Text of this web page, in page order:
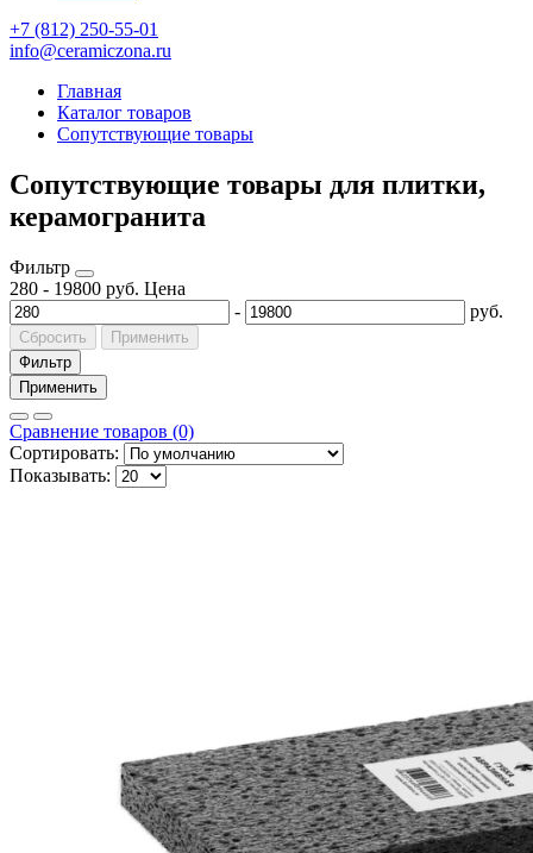
+7 (812) 250-55-01
info@ceramiczona.ru
Главная
Каталог товаров
Сопутствующие товары
Сопутствующие товары для плитки,
керамогранита
Фильтр
280 - 19800 руб. Цена
-
руб.
Сбросить
Применить
Фильтр
Применить
Сравнение товаров (0)
Сортировать:
Показывать: